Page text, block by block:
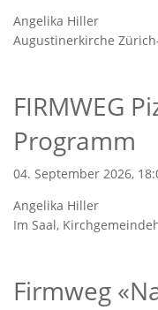
Angelika Hiller
Augustinerkirche
FIRMWEG
Programm
04. September 2026,
Angelika Hiller
Im Saal,
Firmweg